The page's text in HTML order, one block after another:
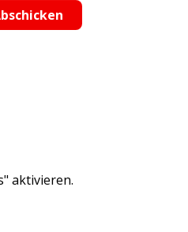
aktivieren.